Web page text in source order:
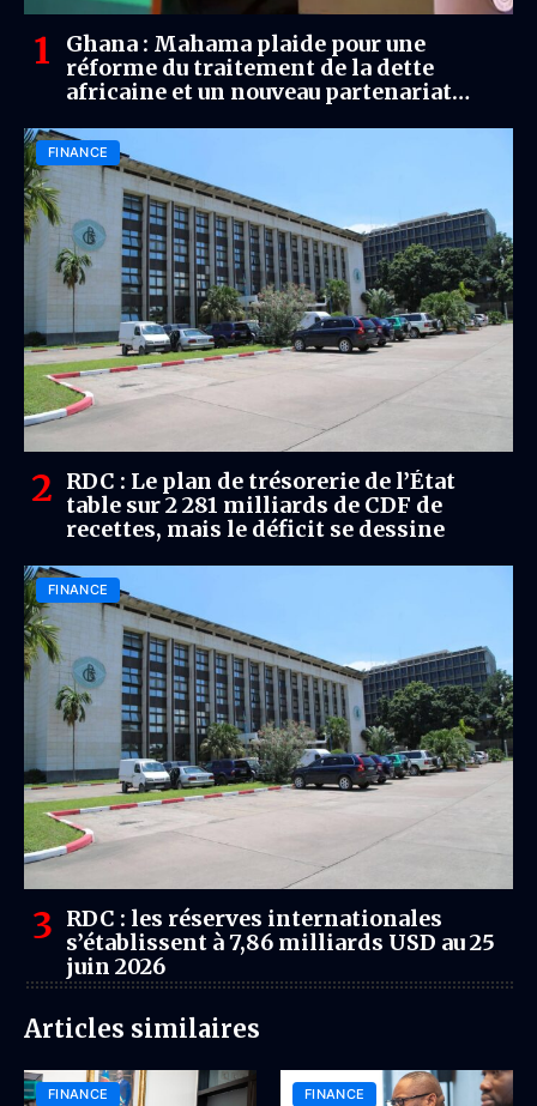
Ghana : Mahama plaide pour une
réforme du traitement de la dette
africaine et un nouveau partenariat
FINANCE
RDC : Le plan de trésorerie de l’État
table sur 2 281 milliards de CDF de
recettes, mais le déficit se dessine
FINANCE
RDC : les réserves internationales
s’établissent à 7,86 milliards USD au 25
juin 2026
Articles similaires
FINANCE FINANCE